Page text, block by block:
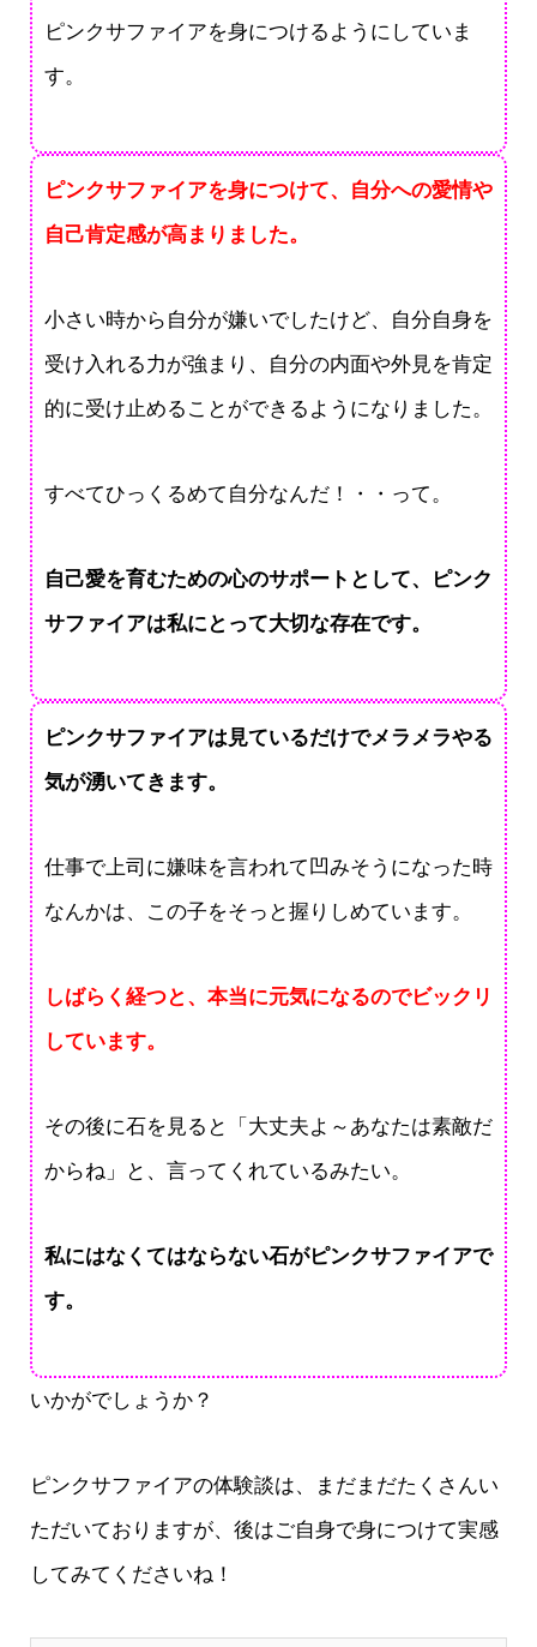
ピンクサファイアを身につけるようにしていま
す。
ピンクサファイアを身につけて、自分への愛情や
自己肯定感が高まりました。
小さい時から自分が嫌いでしたけど、自分自身を
受け入れる力が強まり、自分の内面や外見を肯定
的に受け止めることができるようになりました。
すべてひっくるめて自分なんだ！・・って。
自己愛を育むための心のサポートとして、ピンク
サファイアは私にとって大切な存在です。
ピンクサファイアは見ているだけでメラメラやる
気が湧いてきます。
仕事で上司に嫌味を言われて凹みそうになった時
なんかは、この子をそっと握りしめています。
しばらく経つと、本当に元気になるのでビックリ
しています。
その後に石を見ると「大丈夫よ～あなたは素敵だ
からね」と、言ってくれているみたい。
私にはなくてはならない石がピンクサファイアで
す。
いかがでしょうか？
ピンクサファイアの体験談は、まだまだたくさんい
ただいておりますが、後はご自身で身につけて実感
してみてくださいね！